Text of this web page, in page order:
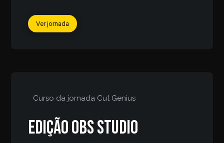
Ver jornada
Curso da jornada Cut Genius
Edição obs studio